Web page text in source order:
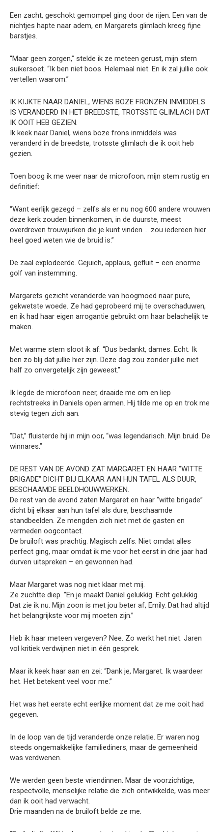
Een zacht, geschokt gemompel ging door de rijen. Een van de
nichtjes hapte naar adem, en Margarets glimlach kreeg fijne
barstjes.
“Maar geen zorgen,” stelde ik ze meteen gerust, mijn stem
suikersoet. “Ik ben niet boos. Helemaal niet. En ik zal jullie ook
vertellen waarom.”
IK KIJKTE NAAR DANIEL, WIENS BOZE FRONZEN INMIDDELS
IS VERANDERD IN HET BREEDSTE, TROTSSTE GLIMLACH DAT
IK OOIT HEB GEZIEN.
Ik keek naar Daniel, wiens boze frons inmiddels was
veranderd in de breedste, trotsste glimlach die ik ooit heb
gezien.
Toen boog ik me weer naar de microfoon, mijn stem rustig en
definitief:
“Want eerlijk gezegd – zelfs als er nu nog 600 andere vrouwen
deze kerk zouden binnenkomen, in de duurste, meest
overdreven trouwjurken die je kunt vinden … zou iedereen hier
heel goed weten wie de bruid is.”
De zaal explodeerde. Gejuich, applaus, gefluit – een enorme
golf van instemming.
Margarets gezicht veranderde van hoogmoed naar pure,
gekwetste woede. Ze had geprobeerd mij te overschaduwen,
en ik had haar eigen arrogantie gebruikt om haar belachelijk te
maken.
Met warme stem sloot ik af: “Dus bedankt, dames. Echt. Ik
ben zo blij dat jullie hier zijn. Deze dag zou zonder jullie niet
half zo onvergetelijk zijn geweest.”
Ik legde de microfoon neer, draaide me om en liep
rechtstreeks in Daniels open armen. Hij tilde me op en trok me
stevig tegen zich aan.
“Dat,” fluisterde hij in mijn oor, “was legendarisch. Mijn bruid. De
winnares.”
DE REST VAN DE AVOND ZAT MARGARET EN HAAR “WITTE
BRIGADE” DICHT BIJ ELKAAR AAN HUN TAFEL ALS DUUR,
BESCHAAMDE BEELDHOUWWERKEN.
De rest van de avond zaten Margaret en haar “witte brigade”
dicht bij elkaar aan hun tafel als dure, beschaamde
standbeelden. Ze mengden zich niet met de gasten en
vermeden oogcontact.
De bruiloft was prachtig. Magisch zelfs. Niet omdat alles
perfect ging, maar omdat ik me voor het eerst in drie jaar had
durven uitspreken – en gewonnen had.
Maar Margaret was nog niet klaar met mij.
Ze zuchtte diep. “En je maakt Daniel gelukkig. Echt gelukkig.
Dat zie ik nu. Mijn zoon is met jou beter af, Emily. Dat had altijd
het belangrijkste voor mij moeten zijn.”
Heb ik haar meteen vergeven? Nee. Zo werkt het niet. Jaren
vol kritiek verdwijnen niet in één gesprek.
Maar ik keek haar aan en zei: “Dank je, Margaret. Ik waardeer
het. Het betekent veel voor me.”
Het was het eerste echt eerlijke moment dat ze me ooit had
gegeven.
In de loop van de tijd veranderde onze relatie. Er waren nog
steeds ongemakkelijke familiediners, maar de gemeenheid
was verdwenen.
We werden geen beste vriendinnen. Maar de voorzichtige,
respectvolle, menselijke relatie die zich ontwikkelde, was meer
dan ik ooit had verwacht.
Drie maanden na de bruiloft belde ze me.